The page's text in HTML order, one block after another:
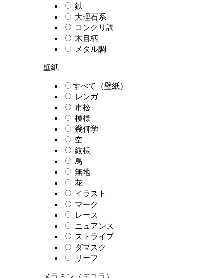
鉄
大理石系
コンクリ調
木目柄
メタル調
壁紙
すべて（壁紙）
レンガ
市松
模様
幾何学
空
紋様
鳥
無地
花
イラスト
マーク
レース
ニュアンス
ストライプ
ダマスク
リーフ
メラミン（デコラ）